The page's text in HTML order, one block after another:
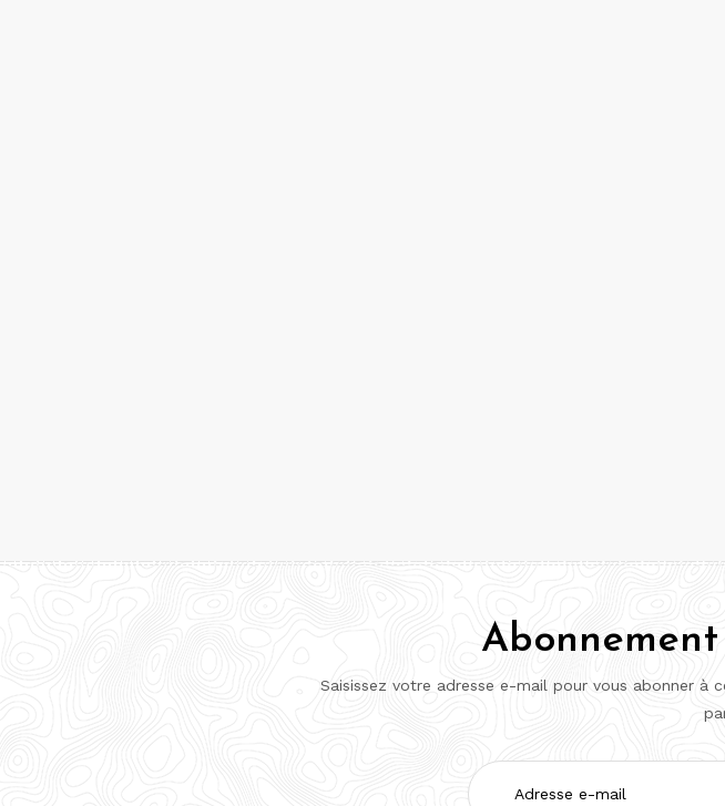
Saisissez votre adresse e-mail pour vous abonner
Adresse
e-